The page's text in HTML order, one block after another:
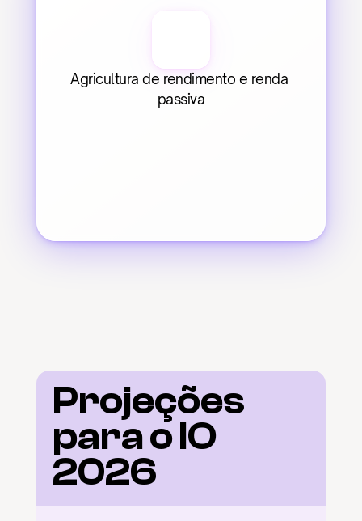
Agricultura de rendimento e renda
passiva
Projeções
para o IO
2026